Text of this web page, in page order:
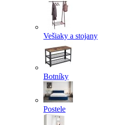
Vešiaky a stojany
Botníky
Postele